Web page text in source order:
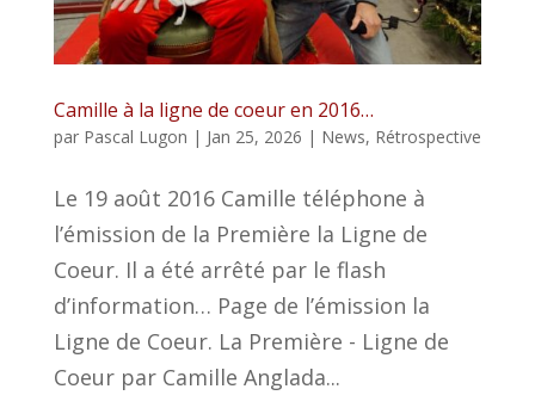
Camille à la ligne de coeur en 2016…
par Pascal Lugon | Jan 25, 2026 | News, Rétrospective
Le 19 août 2016 Camille téléphone à
l’émission de la Première la Ligne de
Coeur. Il a été arrêté par le flash
d’information… Page de l’émission la
Ligne de Coeur. La Première - Ligne de
Coeur par Camille Anglada...